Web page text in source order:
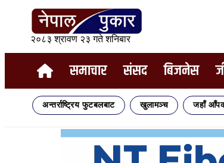
२०८३ श्रावण २३ गते शनिबार
समाचार संसद बिजनेस
अन्तर्राष्ट्रिय फुटबलबाट खुलामञ्च जहाँ